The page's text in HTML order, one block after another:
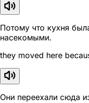
Потому что кухня
насекомыми.
they moved here
Они переехали сюда